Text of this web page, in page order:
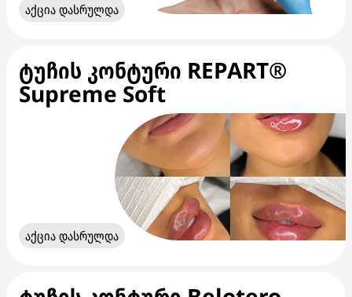
აქცია დასრულდა
ტუჩის კონტური REPART®
Supreme Soft
აქცია დასრულდა